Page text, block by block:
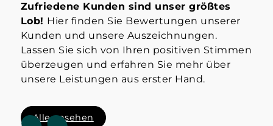
Zufriedene Kunden sind unser größtes
Lob! Hier finden Sie Bewertungen unserer
Kunden und unsere Auszeichnungen.
Lassen Sie sich von Ihren positiven Stimmen
überzeugen und erfahren Sie mehr über
unsere Leistungen aus erster Hand.
Alle ansehen